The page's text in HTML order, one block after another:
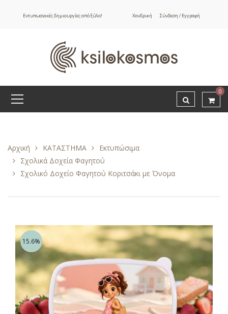
Εντυπωσιακές δημιουργίες από ξύλο! Χονδρική Σύνδεση / Εγγραφή
0
Αρχική ΚΑΤΑΣΤΗΜΑ
Εκτυπώσιμα
Σχολικά Δοχεία Φαγητού
Σχολικό Δοχείο Φαγητού Κοριτσάκι με Όνομα
15.6%